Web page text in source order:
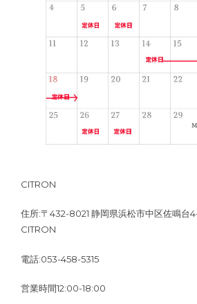
CITRON
住所:〒432-8021 静岡県浜松市中区佐鳴台
CITRON
電話:053-458-5315
営業時間12:00-18:00